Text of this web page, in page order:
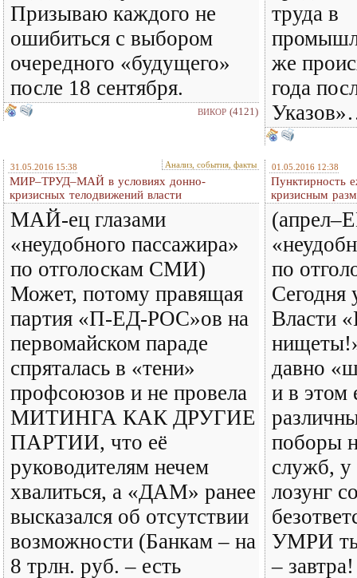
Призываю каждого не
ошибиться с выбором
очередного «будущего»
после 18 сентября.
ВИКОР (4121)
труда в
же
года
31.05.2016 15:38 Анализ, события, факты
МИР–ТРУД–МАЙ в условиях донно-
кризисных телодвижений власти
МАЙ-ец глазами
«неудобного пассажира»
по отголоскам СМИ)
Может, потому правящая
партия «П-ЕД-РОС»ов на
первомайском параде
спряталась в «тени»
профсоюзов и не провела
МИТИНГА КАК ДРУГИЕ
ПАРТИИ, что её
руководителям нечем
хвалиться, а «ДАМ» ранее
высказался об отсутствии
возможности (Банкам – на
8 трлн. руб. – есть
01.05.2016 12:38
Пунктирность
кризисным
по
Сегодня
Власти
давно
и в этом
поборы
служб, у
лозунг
УМРИ ты
–